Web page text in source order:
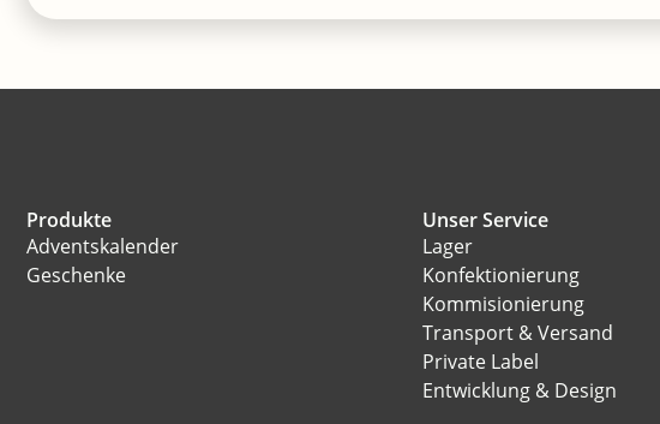
Produkte
Adventskalender
Geschenke
Unser Service
Lager
Konfektionierung
Kommisionierung
Transport & Versand
Private Label
Entwicklung & Design